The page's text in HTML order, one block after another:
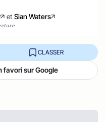
et Sian Waters
CLASSER
favori sur Google